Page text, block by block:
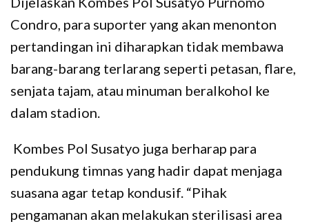
Condro, para suporter yang akan menonton
pertandingan ini diharapkan tidak membawa
barang-barang terlarang seperti petasan, flare,
senjata tajam, atau minuman beralkohol ke
dalam stadion.
Kombes Pol Susatyo juga berharap para
pendukung timnas yang hadir dapat menjaga
suasana agar tetap kondusif. “Pihak
pengamanan akan melakukan sterilisasi area